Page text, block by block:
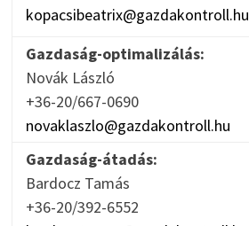
kopacsibeatrix@gazdakontroll.hu
Gazdaság-optimalizálás:
Novák László
+36-20/667-0690
novaklaszlo@gazdakontroll.hu
Gazdaság-átadás:
Bardocz Tamás
+36-20/392-6552